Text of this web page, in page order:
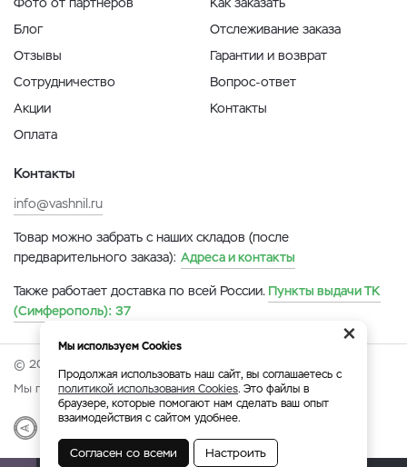
Блог
Отзывы
Сотрудничество
Акции
Оплата
Отслеживание заказа
Гарантии и возврат
Вопрос-ответ
Контакты
Контакты
info@vashnil.ru
Товар можно забрать с наших складов (после
предварительного заказа): Адреса и контакты
Также работает доставка по всей России. Пункты выдачи ТК
(Симферополь): 37
© 2026 Онлайн-ярмарка ВАСХНиЛ.
Мы принимаем:
Разработка Веб-аналитика
×
Мы используем Cookies
Продолжая использовать наш сайт, вы соглашаетесь с
политикой использования Cookies. Это файлы в
браузере, которые помогают нам сделать ваш опыт
взаимодействия с сайтом удобнее.
Согласен со всеми Настроить